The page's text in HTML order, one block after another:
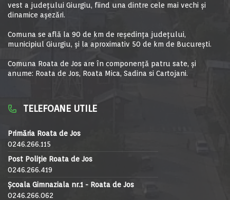
vest a judeţului Giurgiu, fiind una dintre cele mai vechi şi
dinamice aşezări.
Comuna se află la 90 de km de reşedinţa judeţului,
municipiul Giurgiu, şi la aproximativ 50 de km de Bucureşti.
Comuna Roata de Jos are în componență patru sate, și
anume: Roata de Jos, Roata Mica, Sadina si Cartojani.
TELEFOANE UTILE
Primăria Roata de Jos
0246.266.115
Post Poliție Roata de Jos
0246.266.419
Școala Gimnaziala nr.1 - Roata de Jos
0246.266.062